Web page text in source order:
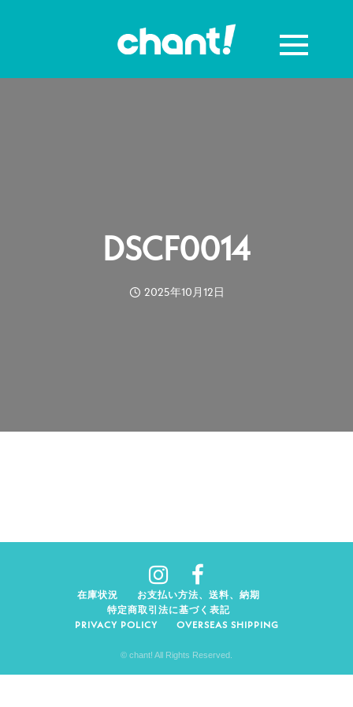
DSCF0014
2025年10月12日
在庫状況
お支払い方法、送料、納期
特定商取引法に基づく表記
PRIVACY POLICY
OVERSEAS SHIPPING
© chant! All Rights Reserved.